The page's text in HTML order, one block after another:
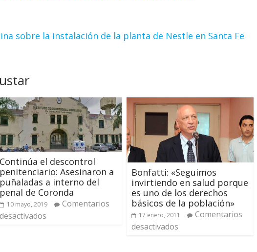
sobre la instalación de la planta de Nestle en Santa Fe
Continúa el descontrol
penitenciario: Asesinaron a
puñaladas a interno del
penal de Coronda
10 mayo, 2019
Comentarios
desactivados
Bonfatti: «Seguimos
invirtiendo en salud porque
es uno de los derechos
básicos de la población»
17 enero, 2011
Comentarios
desactivados